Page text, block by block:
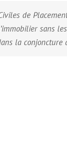
de
sans
la conjoncture